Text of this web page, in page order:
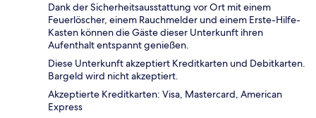
Dank der Sicherheitsausstattung vor Ort mit einem
Feuerlöscher, einem Rauchmelder und einem Erste-Hilfe-
Kasten können die Gäste dieser Unterkunft ihren
Aufenthalt entspannt genießen.
Diese Unterkunft akzeptiert Kreditkarten und Debitkarten.
Bargeld wird nicht akzeptiert.
Akzeptierte Kreditkarten: Visa, Mastercard, American
Express